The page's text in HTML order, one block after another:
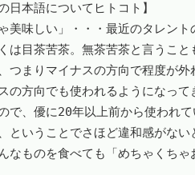
日本語についてヒトコト】
美味しい」・・・最近のタレン
は目茶苦茶。無茶苦茶と言うこ
つまりマイナスの方向で程度が
の方向でも使われるようになっ
で、優に20年以上前から使われ
ということでさほど違和感がな
なものを食べても「めちゃくち